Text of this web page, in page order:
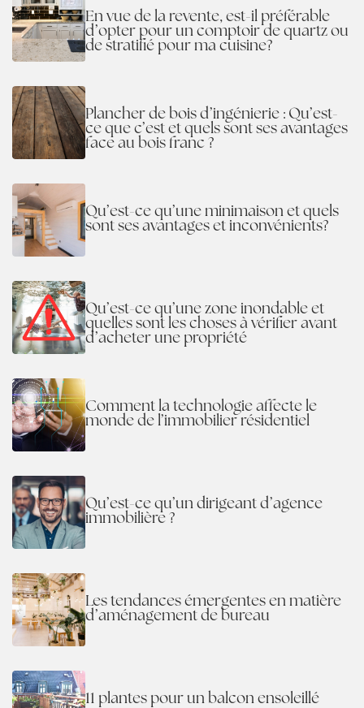
En vue de la revente, est-il préférable
d’opter pour un comptoir de quartz ou
de stratifié pour ma cuisine?
Plancher de bois d’ingénierie : Qu’est-
ce que c’est et quels sont ses avantages
face au bois franc ?
Qu’est-ce qu’une minimaison et quels
sont ses avantages et inconvénients?
Qu’est-ce qu’une zone inondable et
quelles sont les choses à vérifier avant
d’acheter une propriété
Comment la technologie affecte le
monde de l’immobilier résidentiel
Qu’est-ce qu’un dirigeant d’agence
immobilière ?
Les tendances émergentes en matière
d’aménagement de bureau
11 plantes pour un balcon ensoleillé